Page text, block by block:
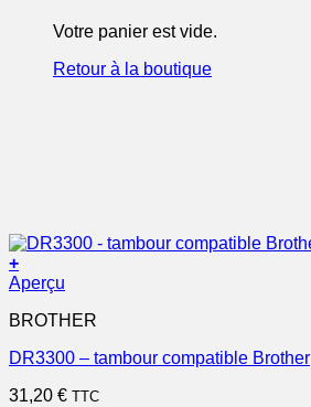
Votre panier est vide.
Retour à la boutique
+
Aperçu
BROTHER
DR3300 – tambour compatible Brother
31,20 € TTC